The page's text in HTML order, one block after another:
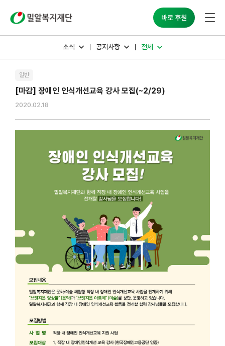
바로 후원
소식 공지사항 전체
일반
[마감] 장애인 인식개선교육 강사 모집(~2/29)
2020.02.18